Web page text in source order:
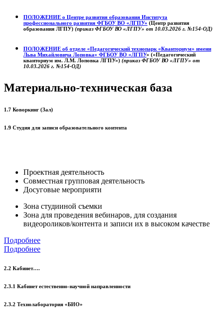
ПОЛОЖЕНИЕ о Центре развития образования Института
профессионального развития ФГБОУ ВО «ЛГПУ» (Центр развития
образования ЛГПУ) (приказ ФГБОУ ВО «ЛГПУ» от 10.03.2026 г. №154-ОД)
ПОЛОЖЕНИЕ об отделе «Педагогический технопарк «Кванториум» имени
Льва Михайловича Лоповка» ФГБОУ ВО «ЛГПУ» («Педагогический
кванториум им. Л.М. Лоповка ЛГПУ») (приказ ФГБОУ ВО «ЛГПУ» от
10.03.2026 г. №154-ОД)
Материально-техническая база
1.7 Коворкинг (Зал)
1.9 Студия для записи образовательного контента
Проектная деятельность
Совместная групповая деятельность
Досуговые мероприяти
Зона студииной съемки
Зона для проведения вебинаров, для создания
видеороликов/контента и записи их в высоком качестве
Подробнее
Подробнее
2.2 Кабинет….
2.3.1 Кабинет естественно-научной направленности
2.3.2 Технолаборатория «БИО»